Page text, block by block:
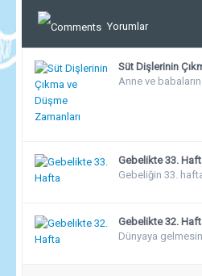
Yorumlar
Süt Dişlerinin
Anne ve babaların
Gebelikte 33.
Gebeliğin 33.
Gebelikte 32.
Dünyaya